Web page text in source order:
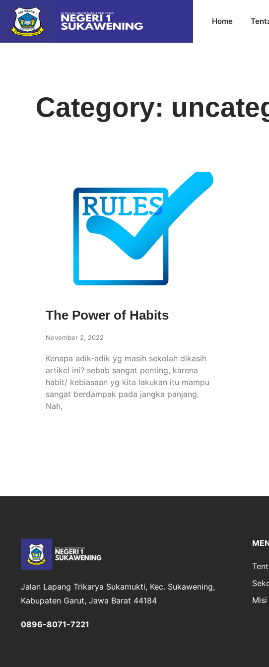
Home
Category:
The Power of Habits
November 2, 2022
Kenapa adik-adik yg masih sekolah dikasih
artikel ini? sebab sangat penting, karena
habit/ kebiasaan yg kita lakukan itu mampu
sangat berdampak pada jangka panjang.
Nah,
Jalan Lapang Trikarya Sukamukti, Kec. Sukawening,
Kabupaten Garut, Jawa Barat 44184
0896-8071-7221
Misi